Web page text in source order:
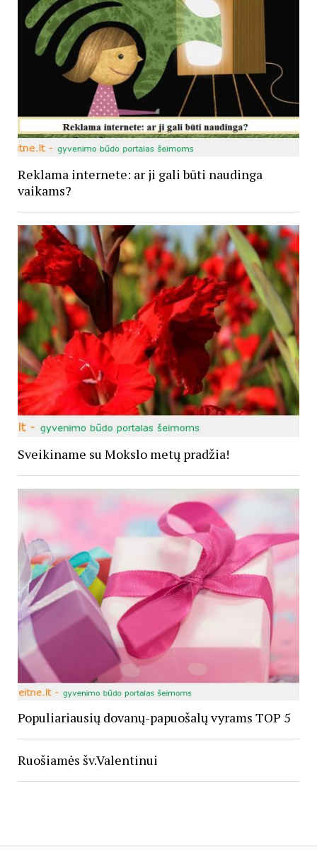
Reklama internete: ar ji gali būti naudinga
vaikams?
Sveikiname su Mokslo metų pradžia!
Populiariausių dovanų-papuošalų vyrams TOP 5
Ruošiamės šv.Valentinui